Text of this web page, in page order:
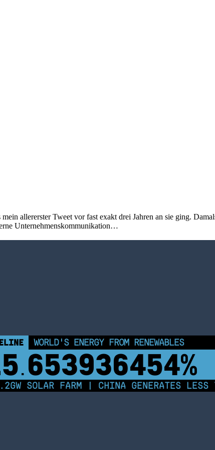
allererster Tweet vor fast exakt drei Jahren an sie ging.
Unternehmenskommunikation…
WORLD'S ENERGY FROM RENEWABLES
. 653936459%
FARM | CHINA GENERATES